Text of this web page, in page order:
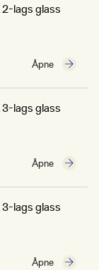
lags glass
Åpne
lags glass
Åpne
lags glass
Åpne